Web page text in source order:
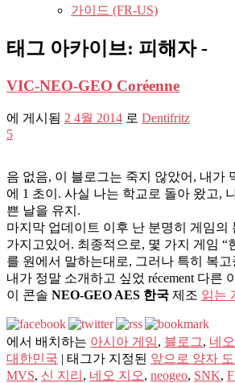
가이드 (FR-US)
태그 아카이브: 피해자 -
VIC-NEO-GEO Coréenne
에 게시됨 2 4월 2014 로 Dentifritz
5
음 없음, 이 블로그는 죽지 않았어, 내가
에 1 초이. 사실 나는 학교로 돌아 왔고,
쁜 날을 유지.
마지막 업데이트 이후 난 분명히 게임의
가지고있어. 최종적으로, 몇 가지 게임 “
를 원에서 말하는대로, 그러나 특히 복고
내가 정말 소개하고 싶었 récement 다른
이 콘솔 NEO-GEO AES 한국 제조 읽는
에서 배치하는 아시아 게임, 블로그, 네
대한민국 | 태그가 지정된 앞으로 양자
MVS, 신 지리 , 네오 지오, neogeo, SNK,